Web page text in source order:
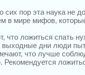
сих пор эта наука не
в мире мифов,
что ложиться спать
дни люди
что лучше